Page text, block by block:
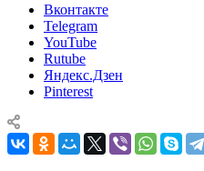
Вконтакте
Telegram
YouTube
Rutube
Яндекс.Дзен
Pinterest